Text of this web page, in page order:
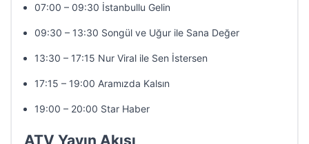
07:00 – 09:30 İstanbullu Gelin
09:30 – 13:30 Songül ve Uğur ile Sana Değer
13:30 – 17:15 Nur Viral ile Sen İstersen
17:15 – 19:00 Aramızda Kalsın
19:00 – 20:00 Star Haber
ATV Yayın Akışı